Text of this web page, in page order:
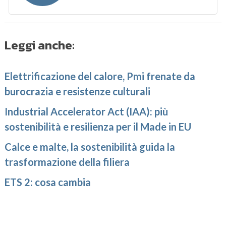
Leggi anche:
Elettrificazione del calore, Pmi frenate da
burocrazia e resistenze culturali
Industrial Accelerator Act (IAA): più
sostenibilità e resilienza per il Made in EU
Calce e malte, la sostenibilità guida la
trasformazione della filiera
ETS 2: cosa cambia